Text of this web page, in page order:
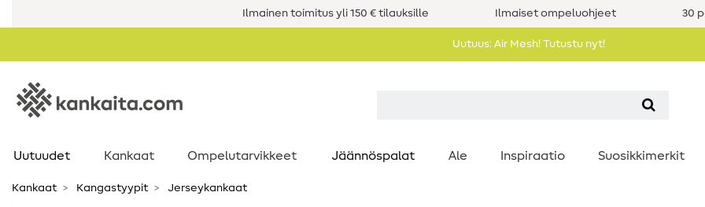
Ilmainen toimitus yli 150 € tilauksille Ilmaiset ompeluohjeet 30
Uutuus: Air Mesh! Tutustu nyt!
Uutuudet Kankaat Ompelutarvikkeet Jäännöspalat Ale Inspiraatio Suosikkimerkit
Kankaat Kangastyypit Jerseykankaat